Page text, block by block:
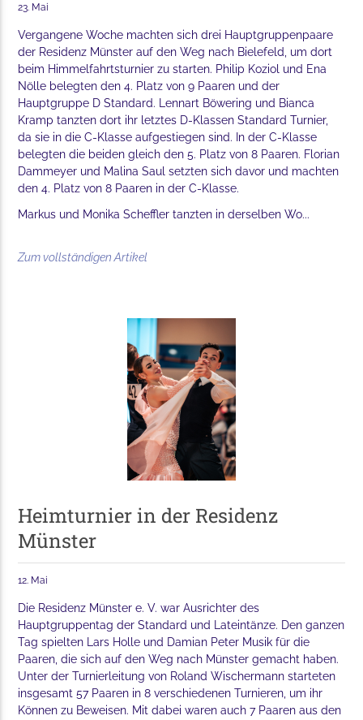
23. Mai
Vergangene Woche machten sich drei Hauptgruppenpaare
der Residenz Münster auf den Weg nach Bielefeld, um dort
beim Himmelfahrtsturnier zu starten. Philip Koziol und Ena
Nölle belegten den 4. Platz von 9 Paaren und der
Hauptgruppe D Standard. Lennart Böwering und Bianca
Kramp tanzten dort ihr letztes D-Klassen Standard Turnier,
da sie in die C-Klasse aufgestiegen sind. In der C-Klasse
belegten die beiden gleich den 5. Platz von 8 Paaren. Florian
Dammeyer und Malina Saul setzten sich davor und machten
den 4. Platz von 8 Paaren in der C-Klasse.
Markus und Monika Scheffler tanzten in derselben Wo...
Zum vollständigen Artikel
Heimturnier in der Residenz
Münster
12. Mai
Die Residenz Münster e. V. war Ausrichter des
Hauptgruppentag der Standard und Lateintänze. Den ganzen
Tag spielten Lars Holle und Damian Peter Musik für die
Paaren, die sich auf den Weg nach Münster gemacht haben.
Unter der Turnierleitung von Roland Wischermann starteten
insgesamt 57 Paaren in 8 verschiedenen Turnieren, um ihr
Können zu Beweisen. Mit dabei waren auch 7 Paaren aus den